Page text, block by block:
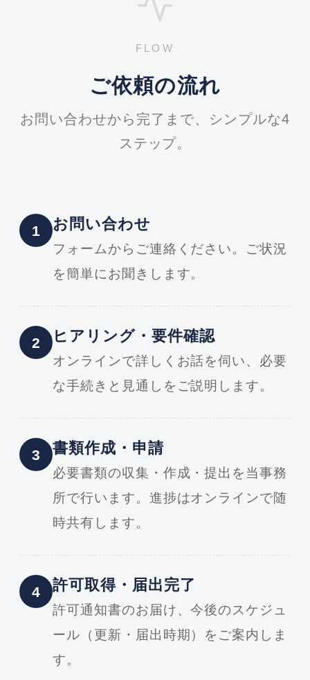
FLOW
ご依頼の流れ
お問い合わせから完了まで、シンプルな4
ステップ。
1 お問い合わせ
フォームからご連絡ください。ご状況
を簡単にお聞きします。
2 ヒアリング・要件確認
オンラインで詳しくお話を伺い、必要
な手続きと見通しをご説明します。
3 書類作成・申請
必要書類の収集・作成・提出を当事務
所で行います。進捗はオンラインで随
時共有します。
4 許可取得・届出完了
許可通知書のお届け、今後のスケジュ
ール（更新・届出時期）をご案内しま
す。